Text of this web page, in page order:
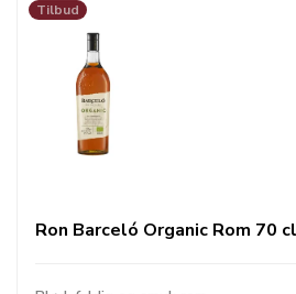
Tilbud
Ron Barceló Organic Rom 70